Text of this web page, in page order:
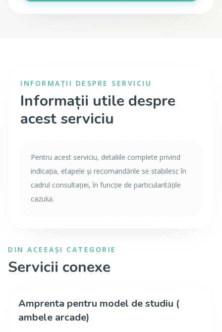
INFORMAȚII DESPRE SERVICIU
Informații utile despre
acest serviciu
Pentru acest serviciu, detaliile complete privind
indicația, etapele și recomandările se stabilesc în
cadrul consultației, în funcție de particularitățile
cazului.
DIN ACEEAȘI CATEGORIE
Servicii conexe
Amprenta pentru model de studiu (
ambele arcade)